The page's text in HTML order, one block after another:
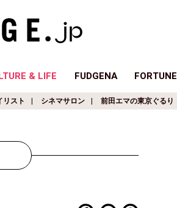
& LIFE FUDGENA FORTUNE
リスト シネマサロン 前田エマの東京ぐるり